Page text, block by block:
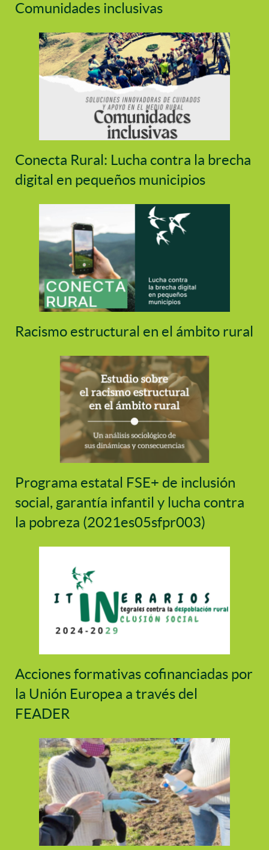
Comunidades inclusivas
Conecta Rural: Lucha contra la brecha
digital en pequeños municipios
Racismo estructural en el ámbito rural
Programa estatal FSE+ de inclusión
social, garantía infantil y lucha contra
la pobreza (2021es05sfpr003)
Acciones formativas cofinanciadas por
la Unión Europea a través del
FEADER